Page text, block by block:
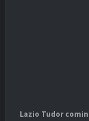
Lazio Tudor